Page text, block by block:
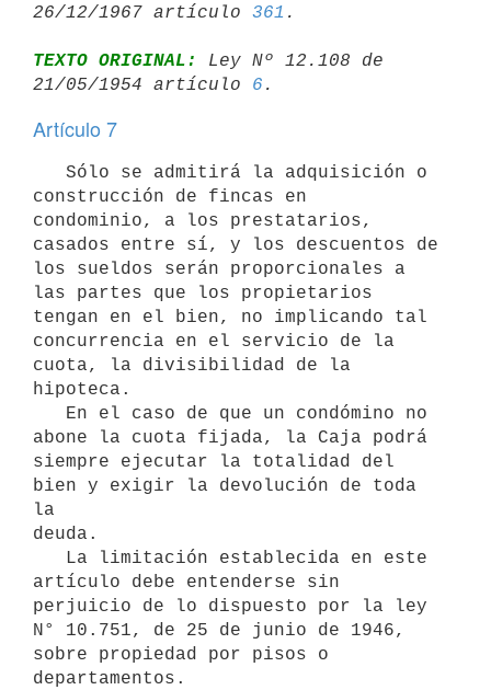
26/12/1967 artículo 361
TEXTO ORIGINAL:
Ley Nº 12.108 de
21/05/1954 artículo 6
Artículo 7
construcción de fincas en
condominio, a los prestatarios,
casados entre sí, y los descuentos de
los sueldos serán proporcionales a
las partes que los propietarios
tengan en el bien, no implicando tal
concurrencia en el servicio de la
cuota, la divisibilidad de la
hipoteca.
abone la cuota fijada, la Caja podrá
siempre ejecutar la totalidad del
bien y exigir la devolución de toda
la
deuda.
artículo debe entenderse sin
perjuicio de lo dispuesto por la ley
N° 10.751, de 25 de junio de 1946,
sobre propiedad por pisos o
departamentos.